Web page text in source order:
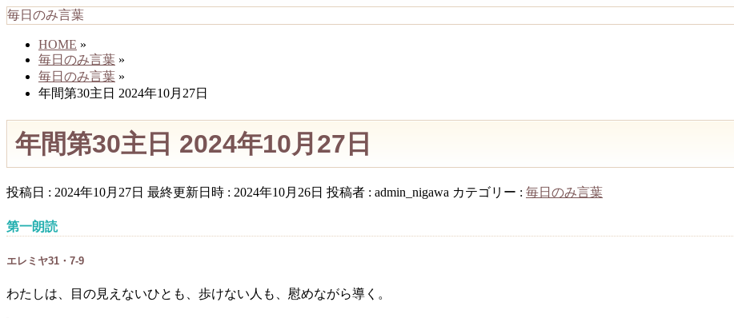
毎日のみ言葉
HOME »
毎日のみ言葉 »
毎日のみ言葉 »
年間第30主日 2024年10月27日
年間第30主日 2024年10月27日
投稿日 : 2024年10月27日 最終更新日時 : 2024年10月26日 投稿者 : admin_nigawa カテゴリー : 毎日のみ言葉
第一朗読
エレミヤ31・7-9
わたしは、目の見えないひとも、歩けない人も、慰めながら導く。